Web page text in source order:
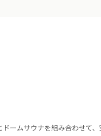
ームサウナを組み合わせて